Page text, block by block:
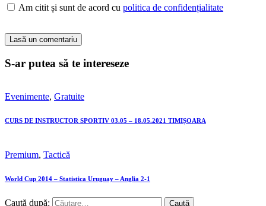
Am citit și sunt de acord cu politica de confidențialitate
S-ar putea să te intereseze
Evenimente, Gratuite
CURS DE INSTRUCTOR SPORTIV 03.05 – 18.05.2021 TIMIȘOARA
Premium, Tactică
World Cup 2014 – Statistica Uruguay – Anglia 2-1
Caută după: